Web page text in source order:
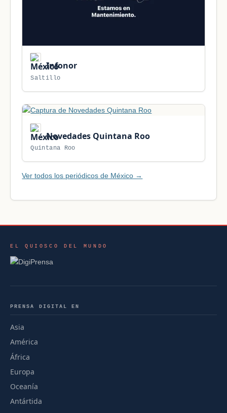
Infonor
Saltillo
Novedades Quintana Roo
Quintana Roo
Ver todos los periódicos de México →
EL QUIOSCO DEL MUNDO
PRENSA DIGITAL EN
Asia
América
África
Europa
Oceanía
Antártida